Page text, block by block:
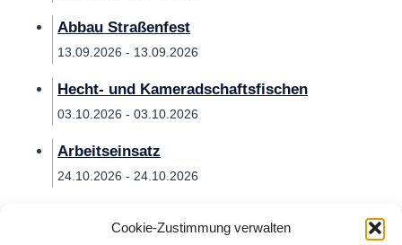
Cookie-Zustimmung verwalten
Abbau Straßenfest
13.09.2026 - 13.09.2026
Hecht- und Kameradschaftsfischen
03.10.2026 - 03.10.2026
Arbeitseinsatz
24.10.2026 - 24.10.2026